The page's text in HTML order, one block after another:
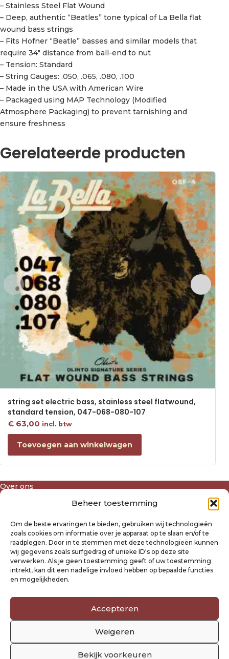
Beheer toestemming
Om de beste ervaringen te bieden, gebruiken wij technologieën
zoals cookies om informatie over je apparaat op te slaan en/of te
raadplegen. Door in te stemmen met deze technologieën kunnen
wij gegevens zoals surfgedrag of unieke ID's op deze site
verwerken. Als je geen toestemming geeft of uw toestemming
intrekt, kan dit een nadelige invloed hebben op bepaalde functies
en mogelijkheden.
Accepteren
Weigeren
Bekijk voorkeuren
– Stainless Steel Flat Wound
– Deep, authentic “Beatles” tone typical of La Bella flat
wound bass strings
– Fits Hofner “Beatle” basses and similar models that
require 34″ distance from ball-end to nut
– Tension: Standard
– String Gauges: .050, .065, .080, .100
– Made in the USA with American Wire
– Packaged using MAP Technology (Modified
Atmosphere Packaging) to prevent tarnishing and
ensure freshness
Gerelateerde producten
string set electric bass, stainless steel flatwound,
standard tension, 047-068-080-107
€63,00 incl. btw
Toevoegen aan winkelwagen
Over ons
Algemene voorwaarden
Privacyverklaring Raysland
Cookiebeleid
Mijn account
Klantenservice
Contact
Verzending- en retourbeleid
Volg ons